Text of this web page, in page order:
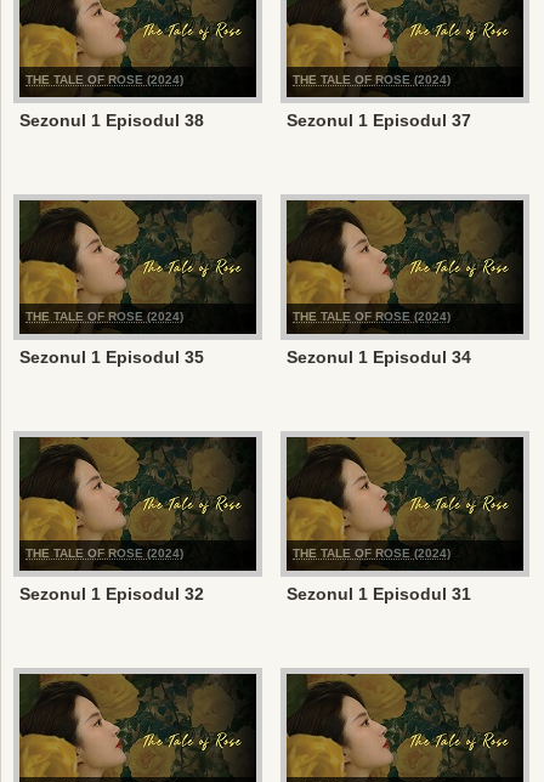
THE TALE OF ROSE (2024)
Sezonul 1 Episodul 38
THE TALE OF ROSE (2024)
Sezonul 1 Episodul 37
THE TALE OF ROSE (2024)
Sezonul 1 Episodul 35
THE TALE OF ROSE (2024)
Sezonul 1 Episodul 34
THE TALE OF ROSE (2024)
Sezonul 1 Episodul 32
THE TALE OF ROSE (2024)
Sezonul 1 Episodul 31